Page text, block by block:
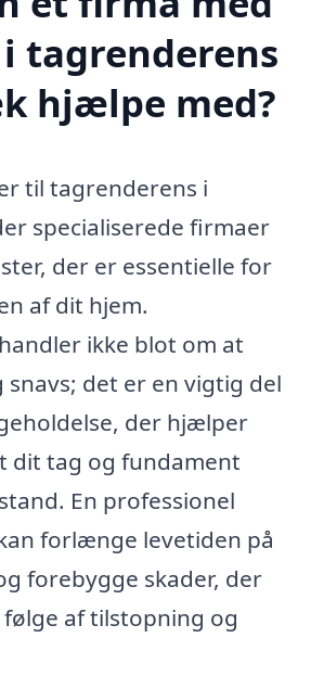
tagrenderens
hjælpe med?
til tagrenderens i
specialiserede firmaer
der er essentielle for
af dit hjem.
ikke blot om at
det er en vigtig del
der hjælper
dit tag og fundament
En professionel
forlænge levetiden på
forebygge skader, der
af tilstopning og